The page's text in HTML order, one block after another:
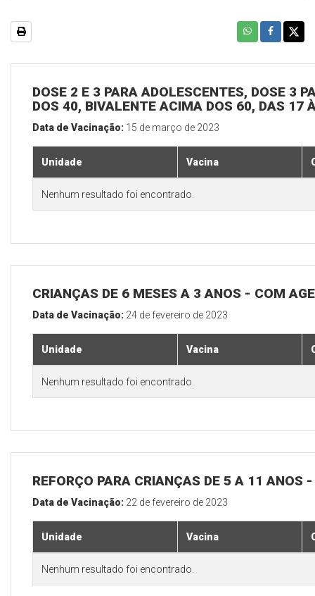
DOSE 2 E 3 PARA ADOLESCENTES, DOSE 3
DOS 40, BIVALENTE ACIMA DOS 60, DAS 17
Data de Vacinação: 15 de março de 2023
Unidade Vacina
Nenhum resultado foi encontrado.
CRIANÇAS DE 6 MESES A 3 ANOS - COM
Data de Vacinação: 24 de fevereiro de 2023
Unidade Vacina
Nenhum resultado foi encontrado.
REFORÇO PARA CRIANÇAS DE 5 A 11 ANOS
Data de Vacinação: 22 de fevereiro de 2023
Unidade Vacina
Nenhum resultado foi encontrado.